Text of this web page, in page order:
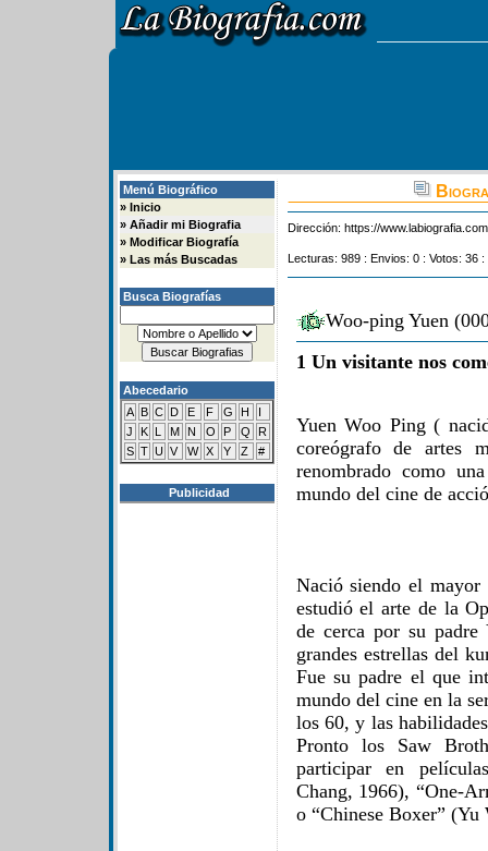
Menú Biográfico
» Inicio
» Añadir mi Biografia
» Modificar Biografía
» Las más Buscadas
Busca Biografías
Abecedario
A B C D E F G H
I
J
K L M N O P Q
R
S T U V W X Y Z #
Publicidad
Dirección: https://
Lecturas: 989 : Envios: 0 : Votos: 36
Woo-ping Yuen
1 Un visitante nos
Yuen Woo Ping (
coreógrafo de artes
renombrado como
mundo del cine de
Nació siendo el
estudió el arte de la
de cerca por su
grandes estrellas del
Fue su padre el que
mundo del cine en la
los 60, y las
Pronto los Saw
participar en
Chang, 1966), “One-
o “Chinese Boxer” (Yu